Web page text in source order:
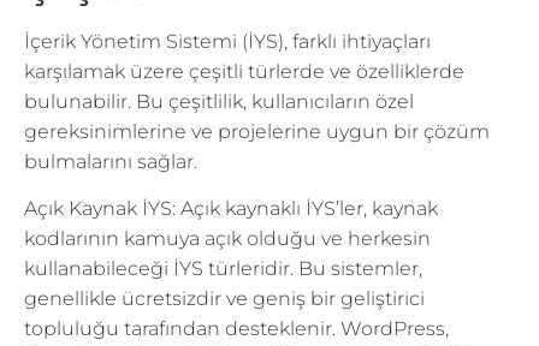
İçerik Yönetim Sistemi (İYS), farklı ihtiyaçları
karşılamak üzere çeşitli türlerde ve özelliklerde
bulunabilir. Bu çeşitlilik, kullanıcıların özel
gereksinimlerine ve projelerine uygun bir çözüm
bulmalarını sağlar.
Açık Kaynak İYS: Açık kaynaklı İYS’ler, kaynak
kodlarının kamuya açık olduğu ve herkesin
kullanabileceği İYS türleridir. Bu sistemler,
genellikle ücretsizdir ve geniş bir geliştirici
topluluğu tarafından desteklenir. WordPress,